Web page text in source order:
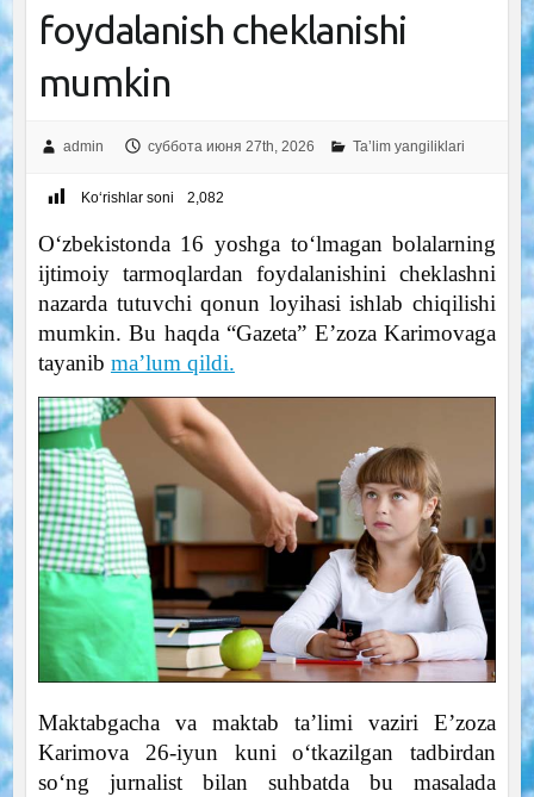
foydalanish cheklanishi
mumkin
admin суббота июня 27th, 2026 Ta’lim yangiliklari
Ko‘rishlar soni 2,082
O‘zbekistonda 16 yoshga to‘lmagan bolalarning
ijtimoiy tarmoqlardan foydalanishini cheklashni
nazarda tutuvchi qonun loyihasi ishlab chiqilishi
mumkin. Bu haqda “Gazeta” E’zoza Karimovaga
tayanib ma’lum qildi.
Maktabgacha va maktab ta’limi vaziri E’zoza
Karimova 26-iyun kuni o‘tkazilgan tadbirdan
so‘ng jurnalist bilan suhbatda bu masalada